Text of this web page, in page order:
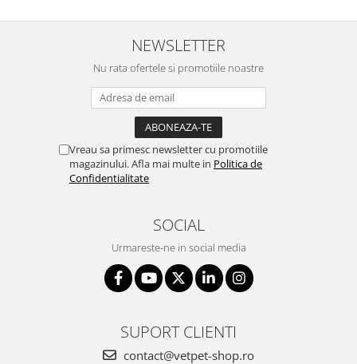
NEWSLETTER
Nu rata ofertele si promotiile noastre
Vreau sa primesc newsletter cu promotiile
magazinului. Afla mai multe in Politica de
Confidentialitate
SOCIAL
Urmareste-ne in social media
SUPORT CLIENTI
contact@vetpet-shop.ro